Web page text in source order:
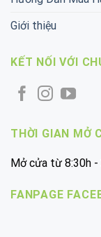
Giới thiệu
KẾT NỐI VỚI
THỜI GIAN MỞ
Mở cửa từ 8:30h -
FANPAGE